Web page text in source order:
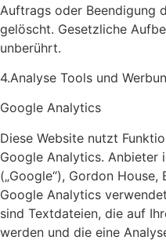
Auftrags oder Beendigung
gelöscht. Gesetzliche
unberührt.
4.Analyse Tools und
Google Analytics
Diese Website nutzt
Google Analytics. Anbieter
(„Google“), Gordon
Google Analytics
sind Textdateien, die auf
werden und die eine